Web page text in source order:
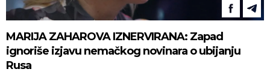
MARIJA ZAHAROVA IZNERVIRANA: Zapad
ignoriše izjavu nemačkog novinara o ubijanju
Rusa